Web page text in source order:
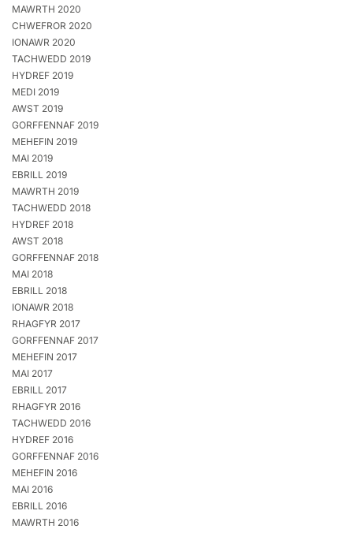
MAWRTH 2020
CHWEFROR 2020
IONAWR 2020
TACHWEDD 2019
HYDREF 2019
MEDI 2019
AWST 2019
GORFFENNAF 2019
MEHEFIN 2019
MAI 2019
EBRILL 2019
MAWRTH 2019
TACHWEDD 2018
HYDREF 2018
AWST 2018
GORFFENNAF 2018
MAI 2018
EBRILL 2018
IONAWR 2018
RHAGFYR 2017
GORFFENNAF 2017
MEHEFIN 2017
MAI 2017
EBRILL 2017
RHAGFYR 2016
TACHWEDD 2016
HYDREF 2016
GORFFENNAF 2016
MEHEFIN 2016
MAI 2016
EBRILL 2016
MAWRTH 2016